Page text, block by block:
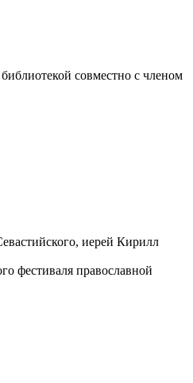
совместно с членом
иерей Кирилл
фестиваля православной